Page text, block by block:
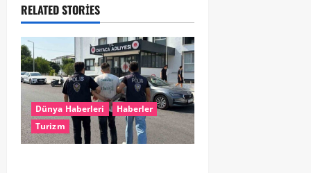
RELATED STORIES
Dünya Haberleri
Haberler
Turizm